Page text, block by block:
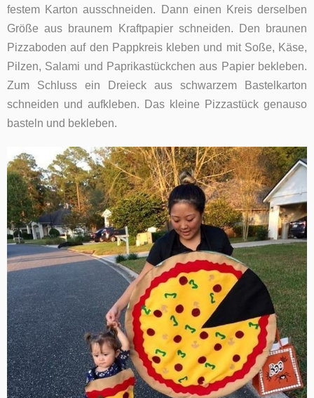
festem Karton ausschneiden. Dann einen Kreis derselben
Größe aus braunem Kraftpapier schneiden. Den braunen
Pizzaboden auf den Pappkreis kleben und mit Soße, Käse,
Pilzen, Salami und Paprikastückchen aus Papier bekleben.
Zum Schluss ein Dreieck aus schwarzem Bastelkarton
schneiden und aufkleben. Das kleine Pizzastück genauso
basteln und bekleben.